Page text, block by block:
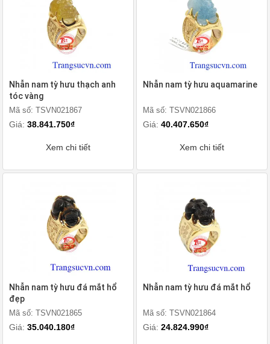
Nhẫn nam tỳ hưu thạch anh
tóc vàng
Mã số: TSVN021867
Giá: 38.841.750₫
Xem chi tiết
Nhẫn nam tỳ hưu aquamarine
Mã số: TSVN021866
Giá: 40.407.650₫
Xem chi tiết
Nhẫn nam tỳ hưu đá mắt hổ
đẹp
Mã số: TSVN021865
Giá: 35.040.180₫
Nhẫn nam tỳ hưu đá mắt hổ
Mã số: TSVN021864
Giá: 24.824.990₫